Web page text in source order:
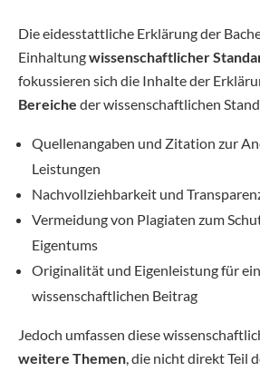
Die eidesstattliche Erklärung der
Einhaltungwissenschaftlicher
fokussieren sich die Inhalte der
Bereiche der wissenschaftlichen
Quellenangaben und Zitation zur
Leistungen
Nachvollziehbarkeit und
Vermeidung von Plagiaten zum
Eigentums
Originalität und Eigenleistung für
wissenschaftlichen Beitrag
Jedoch umfassen diese
weitere Themen, die nicht direkt Teil